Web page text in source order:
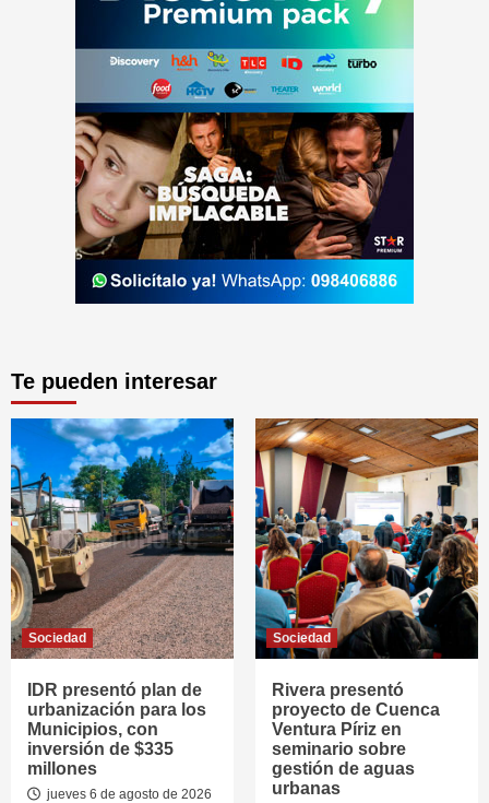
Te pueden interesar
Sociedad
IDR presentó plan de
urbanización para los
Municipios, con
inversión de $335
millones
jueves 6 de agosto de 2026
Sociedad
Rivera presentó
proyecto de Cuenca
Ventura Píriz en
seminario sobre
gestión de aguas
urbanas